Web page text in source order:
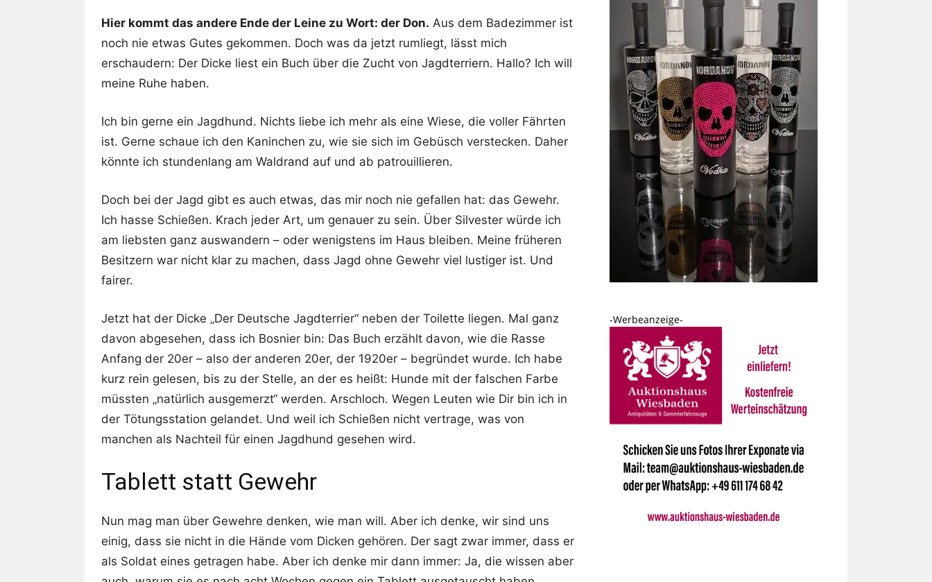
Hier kommt das andere Ende der Leine zu Wort: der Don. Aus dem Badezimmer ist
noch nie etwas Gutes gekommen. Doch was da jetzt rumliegt, lässt mich
erschaudern: Der Dicke liest ein Buch über die Zucht von Jagdterriern. Hallo? Ich will
meine Ruhe haben.
Ich bin gerne ein Jagdhund. Nichts liebe ich mehr als eine Wiese, die voller Fährten
ist. Gerne schaue ich den Kaninchen zu, wie sie sich im Gebüsch verstecken. Daher
könnte ich stundenlang am Waldrand auf und ab patrouillieren.
Doch bei der Jagd gibt es auch etwas, das mir noch nie gefallen hat: das Gewehr.
Ich hasse Schießen. Krach jeder Art, um genauer zu sein. Über Silvester würde ich
am liebsten ganz auswandern – oder wenigstens im Haus bleiben. Meine früheren
Besitzern war nicht klar zu machen, dass Jagd ohne Gewehr viel lustiger ist. Und
fairer.
Jetzt hat der Dicke „Der Deutsche Jagdterrier“ neben der Toilette liegen. Mal ganz
davon abgesehen, dass ich Bosnier bin: Das Buch erzählt davon, wie die Rasse
Anfang der 20er – also der anderen 20er, der 1920er – begründet wurde. Ich habe
kurz rein gelesen, bis zu der Stelle, an der es heißt: Hunde mit der falschen Farbe
müssten „natürlich ausgemerzt“ werden. Arschloch. Wegen Leuten wie Dir bin ich in
der Tötungsstation gelandet. Und weil ich Schießen nicht vertrage, was von
manchen als Nachteil für einen Jagdhund gesehen wird.
Tablett statt Gewehr
Nun mag man über Gewehre denken, wie man will. Aber ich denke, wir sind uns
einig, dass sie nicht in die Hände vom Dicken gehören. Der sagt zwar immer, dass er
als Soldat eines getragen habe. Aber ich denke mir dann immer: Ja, die wissen aber
-Werbeanzeige-